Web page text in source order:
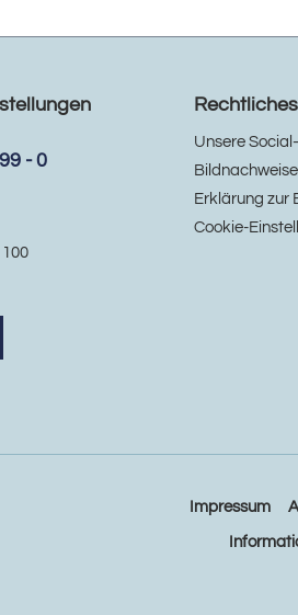
- 0
100
Rechtliches
Unsere
Bildnachweise
Erklärung zur
Cookie-
Impressum